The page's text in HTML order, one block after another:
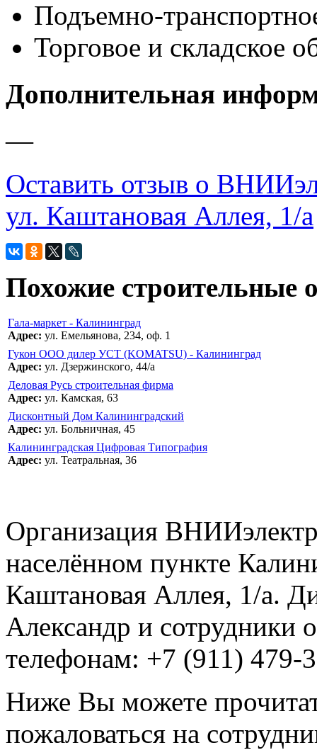
Подъемно-
Торговое и складское
Дополнительная
—
Оставить отзыв о
ул. Каштановая Аллея, 1/а
Похожие строительные
Гала-маркет - Калининград
Адрес: ул. Емельянова, 234, оф. 1
Гукон ООО дилер УСТ (KOMATSU) - Калининград
Адрес: ул. Дзержинского, 44/а
Деловая Русь строительная фирма
Адрес: ул. Камская, 63
Дисконтный Дом Калининградский
Адрес: ул. Больничная, 45
Калининградская Цифровая Типография
Адрес: ул. Театральная, 36
Организация
населённом пункте
Каштановая Аллея, 1/а.
Александр и сотрудники
телефонам: +7 (911) 479-
Ниже Вы можете
пожаловаться на